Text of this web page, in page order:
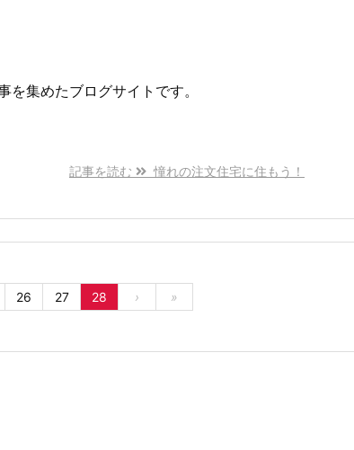
を集めたブログサイトです。
記事を読む 憧れの注文住宅に住もう！
26 27 28 › »